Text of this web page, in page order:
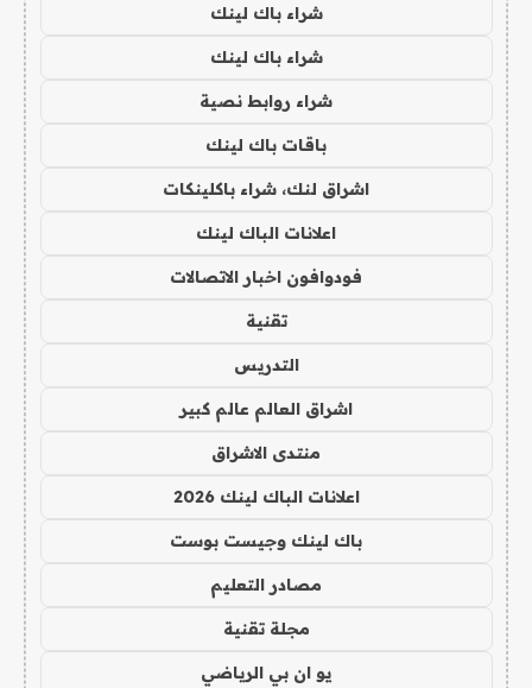
شراء باك لينك
شراء باك لينك
شراء روابط نصية
باقات باك لينك
اشراق لنك، شراء باكلينكات
اعلانات الباك لينك
فودوافون اخبار الاتصالات
تقنية
التدريس
اشراق العالم عالم كبير
منتدى الاشراق
اعلانات الباك لينك 2026
باك لينك وجيست بوست
مصادر التعليم
مجلة تقنية
يو ان بي الرياضي